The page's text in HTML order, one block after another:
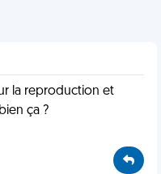
la reproduction et
ça ?